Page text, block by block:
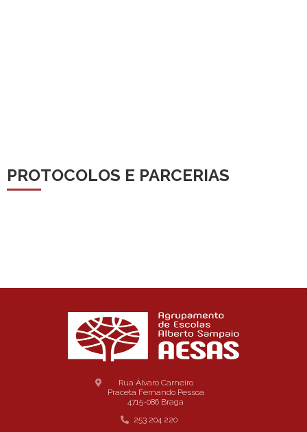
PROTOCOLOS E PARCERIAS
Rua Álvaro Carneiro
Praceta Fernando Pessoa
4715-086 Braga
253 204 220